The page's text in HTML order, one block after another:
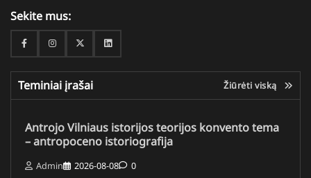
Sekite mus:
FacebookInstagramTwitterLinkedin
Teminiai įrašai Žiūrėti viską
Antrojo Vilniaus istorijos teorijos konvento tema
– antropoceno istoriografija
Admin 2026-08-08 0